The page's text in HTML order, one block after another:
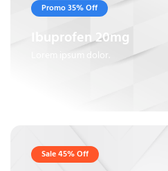
Promo 35% Off
Ibuprofen 20mg
Lorem ipsum dolor.
Sale 45% Off